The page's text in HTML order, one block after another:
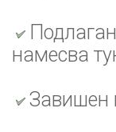
намесва
Завишен